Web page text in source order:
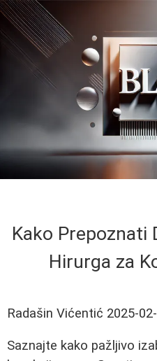
Kako Prepoznati
Hirurga za
Radašin Vićentić 2025-
Saznajte kako pažljivo